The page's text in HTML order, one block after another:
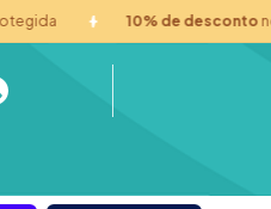
10% de descontono pix